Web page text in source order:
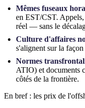
Mêmes fuseaux
en EST/CST.
réel — sans le
Culture d'affaires
s'alignent sur la
Normes
ATIO) et documents
côtés de la frontière.
En bref : les prix de